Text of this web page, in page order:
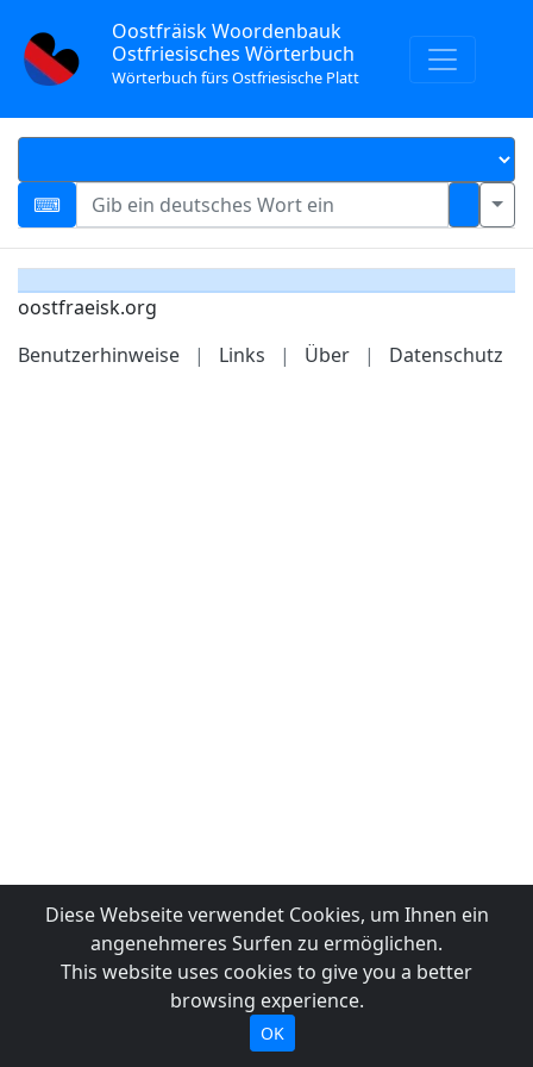
Oostfräisk Woordenbauk
Ostfriesisches Wörterbuch
Wörterbuch fürs Ostfriesische Platt
oostfraeisk.org
Benutzerhinweise
| Links | Über | Datenschutz
Diese Webseite verwendet Cookies, um Ihnen ein
angenehmeres Surfen zu ermöglichen.
This website uses cookies to give you a better
browsing experience.
OK